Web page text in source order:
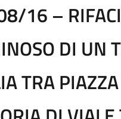
16 –
DI UN
TRA